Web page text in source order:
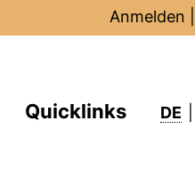
Anmelden
Quicklinks DE